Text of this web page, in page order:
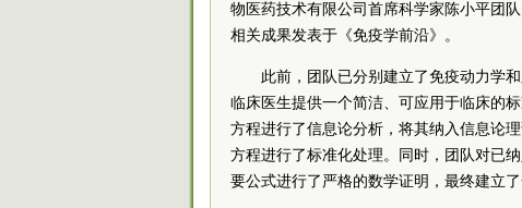
物医药技术有限公司首席科学家陈小平团
相关成果发表于《免疫学前沿》。
此前，团队已分别建立了免疫动力学
临床医生提供一个简洁、可应用于临床的
方程进行了信息论分析，将其纳入信息论
方程进行了标准化处理。同时，团队对已
要公式进行了严格的数学证明，最终建立